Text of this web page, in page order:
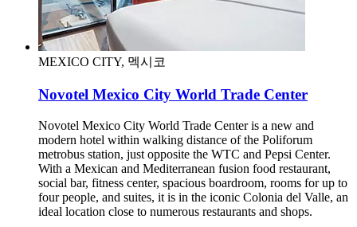
MEXICO CITY, 멕시코
Novotel Mexico City World Trade Center
Novotel Mexico City World Trade Center is a new and
modern hotel within walking distance of the Poliforum
metrobus station, just opposite the WTC and Pepsi Center.
With a Mexican and Mediterranean fusion food restaurant,
social bar, fitness center, spacious boardroom, rooms for up to
four people, and suites, it is in the iconic Colonia del Valle, an
ideal location close to numerous restaurants and shops.